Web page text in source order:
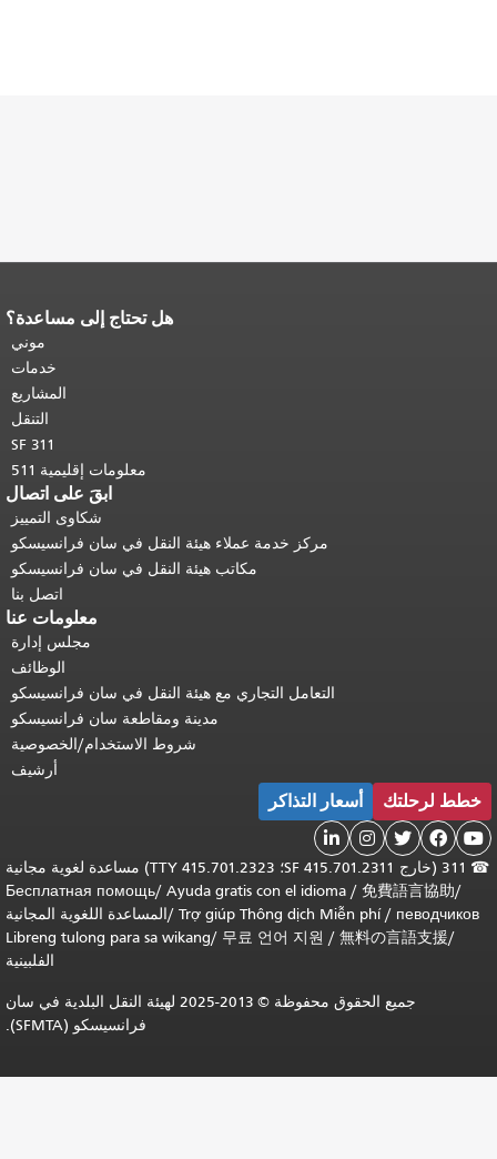
هل تحتاج إلى مساعدة؟
موني
خدمات
المشاريع
التنقل
SF 311
معلومات إقليمية 511
ابقَ على اتصال
شكاوى التمييز
مركز خدمة عملاء هيئة النقل في سان فرانسيسكو
مكاتب هيئة النقل في سان فرانسيسكو
اتصل بنا
معلومات عنا
مجلس إدارة
الوظائف
التعامل التجاري مع هيئة النقل في سان فرانسيسكو
مدينة ومقاطعة سان فرانسيسكو
شروط الاستخدام/الخصوصية
أرشيف
خطط لرحلتك أسعار التذاكر





☎
311 (خارج SF 415.701.2311؛ TTY 415.701.2323) مساعدة لغوية مجانية
/
免費語言協助
/
Ayuda gratis con el idioma
/
Бесплатная помощь
певодчиков
/
Trợ giúp Thông dịch Miễn phí
/المساعدة اللغوية المجانية
/
無料の言語支援
/
무료 언어 지원
/
Libreng tulong para sa wikang
الفلبينية
جميع الحقوق محفوظة © 2013-2025 لهيئة النقل البلدية في سان
فرانسيسكو (SFMTA).